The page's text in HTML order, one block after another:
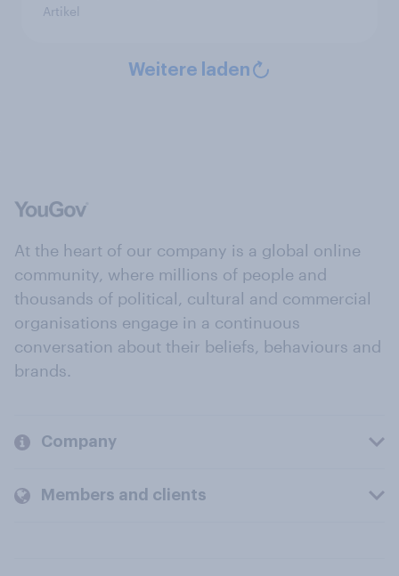
Artikel
Weitere laden
At the heart of our company is a global online
community, where millions of people and
thousands of political, cultural and commercial
organisations engage in a continuous
conversation about their beliefs, behaviours and
brands.
Company
Members and clients